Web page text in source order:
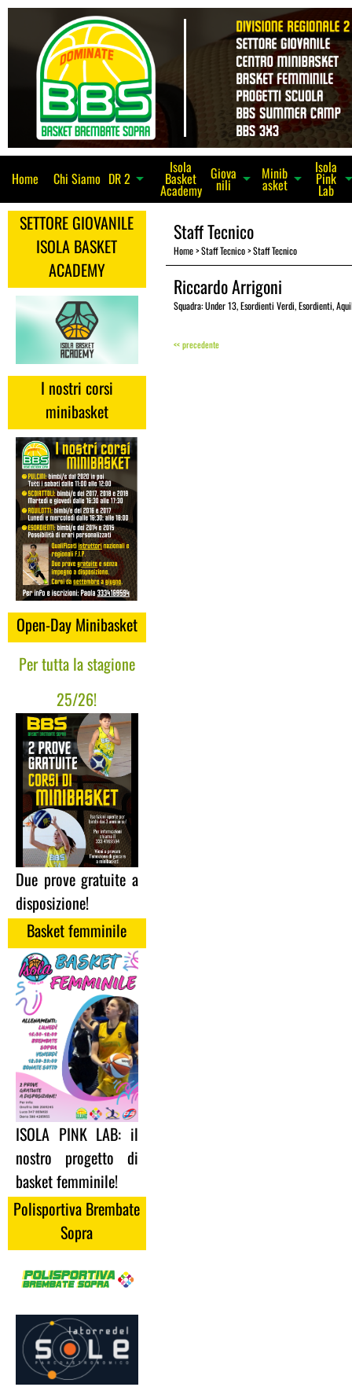
Home Chi Siamo DR 2 arrow_drop_down
Isola
Basket
Academy
Giova
nili arrow_drop_down Minib
asket arrow_drop_down
Isola
Pink
Lab
SETTORE GIOVANILE
ISOLA BASKET
ACADEMY
I nostri corsi
minibasket
Open-Day Minibasket
Per tutta la stagione
25/26!
Due prove gratuite a
disposizione!
Basket femminile
ISOLA PINK LAB: il
nostro progetto di
basket femminile!
Polisportiva Brembate
Sopra
Staff Tecnico
Home>Staff Tecnico>Staff Tecnico
Riccardo Arrigoni
Squadra:Under 13,Esordienti Verdi,Esordienti,
<< precedente